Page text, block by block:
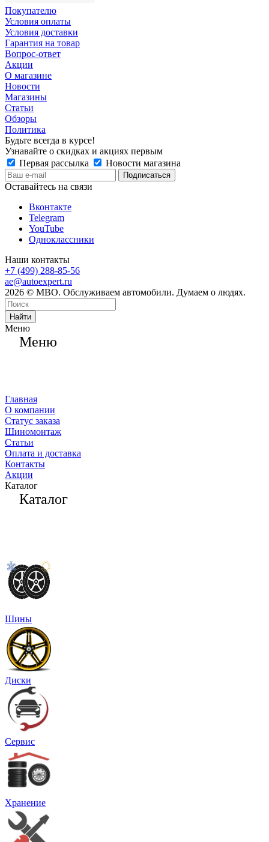
Покупателю
Условия оплаты
Условия доставки
Гарантия на товар
Вопрос-ответ
Акции
О магазине
Новости
Магазины
Статьи
Обзоры
Политика
Будьте всегда в курсе!
Узнавайте о скидках и акциях первым
Первая рассылка
Новости магазина
Оставайтесь на связи
Вконтакте
Telegram
YouTube
Одноклассники
Наши контакты
+7 (499) 288-85-56
ae@autoexpert.ru
2026 © МВО. Обслуживаем автомобили. Думаем о людях.
Найти
Меню
Меню
Главная
О компании
Статус заказа
Шиномонтаж
Статьи
Оплата и доставка
Контакты
Акции
Каталог
Каталог
Шины
Диски
Сервис
Хранение